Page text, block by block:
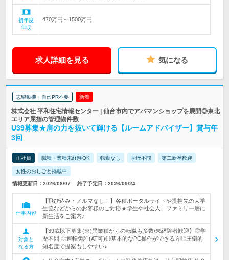
初年度
年収
470万円～1500万円
求人詳細を見る 気になる
志望動機・自己PR不要 新着
株式会社 平和住宅情報センター | 仙台市内でアパマンショップを展開◎東北
エリア屈指の管理物件数
U39募集★肩の力を抜いて輝ける【ルームアドバイザー】賞与年
3回
正社員 職種・業種未経験OK 転勤なし 学歴不問 第二新卒歓迎
女性のおしごと掲載中
情報更新日：2026/08/07 終了予定日：2026/09/24
仕事内容
【飛び込み・ノルマなし！】各種ポータルサイトや提携先の大学
生協などからのお客様のご対応★学生や社会人、ファミリー層に
新生活をご案内♪
対象と
なる方
【39歳以下募集(※)異業種からの転職も多数/未経験者歓迎】◎学
歴不問 ◎運転免許(AT可)◎基本的なPC操作ができる方◎圧倒的
知名度で提案もしやすい♪